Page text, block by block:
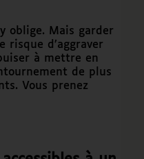
oblige. Mais garder
risque d’aggraver
à mettre en
de plus
Vous prenez